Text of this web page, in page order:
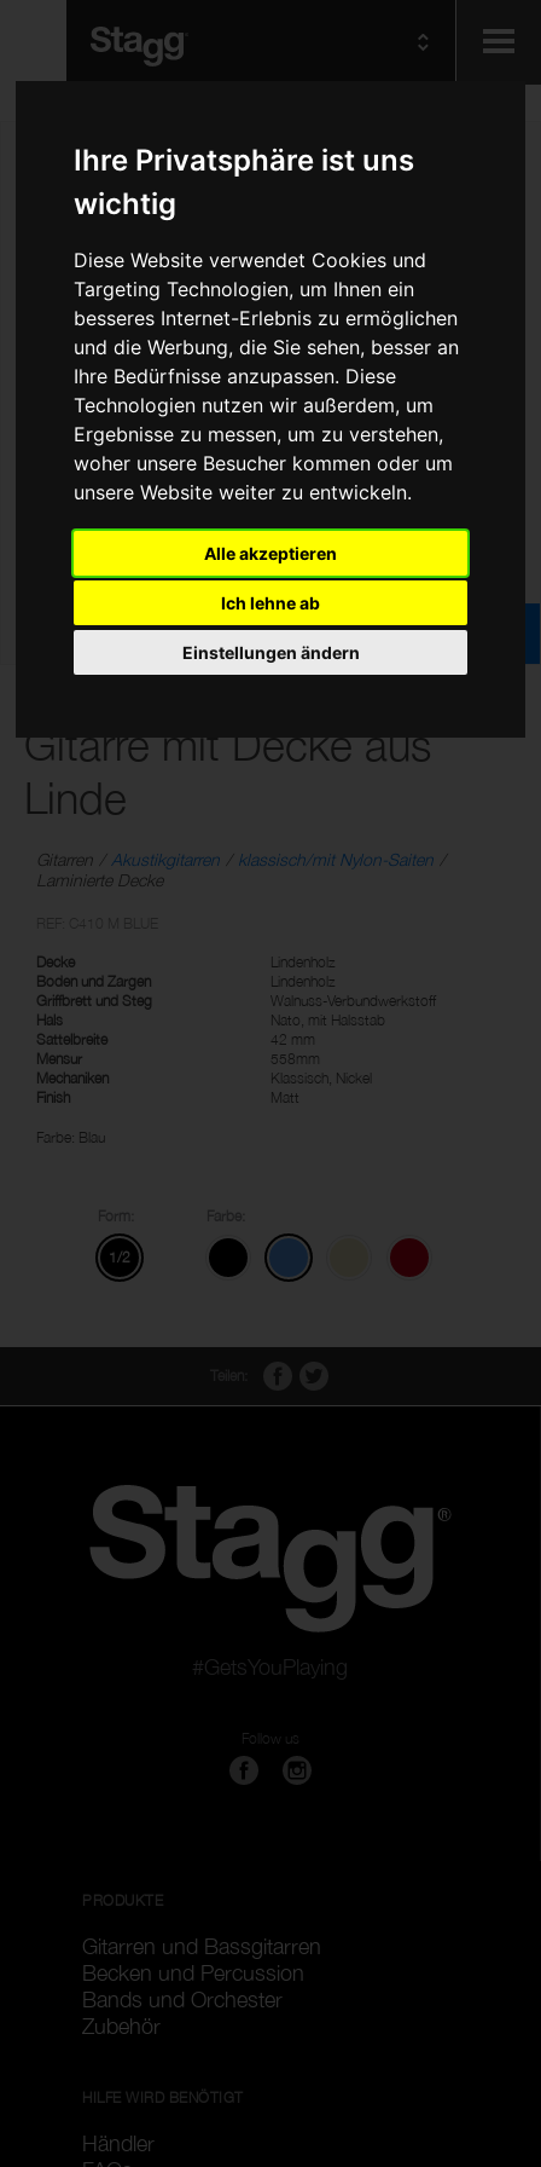
Ihre Privatsphäre ist uns
wichtig
Diese Website verwendet Cookies und
Targeting Technologien, um Ihnen ein
besseres Internet-Erlebnis zu ermöglichen
und die Werbung, die Sie sehen, besser an
Ihre Bedürfnisse anzupassen. Diese
Technologien nutzen wir außerdem, um
Ergebnisse zu messen, um zu verstehen,
woher unsere Besucher kommen oder um
unsere Website weiter zu entwickeln.
Alle akzeptieren
Ich lehne ab
Einstellungen ändern
1/2 Blau klassische
Gitarre mit Decke aus
Linde
Gitarren Akustikgitarren
klassisch/mit Nylon-Saiten
Laminierte Decke
Decke
Lindenholz
Boden und Zargen
Lindenholz
Griffbrett und Steg
Walnuss-Verbundwerkstoff
Hals
Nato, mit Halsstab
Sattelbreite
42 mm
Mensur
558mm
Mechaniken
Klassisch, Nickel
Finish
Matt
Farbe: Blau
1/2
#GetsYouPlaying
Follow us
PRODUKTE
Gitarren und Bassgitarren
Becken und Percussion
Bands und Orchester
Zubehör
HILFE WIRD BENÖTIGT
Händler